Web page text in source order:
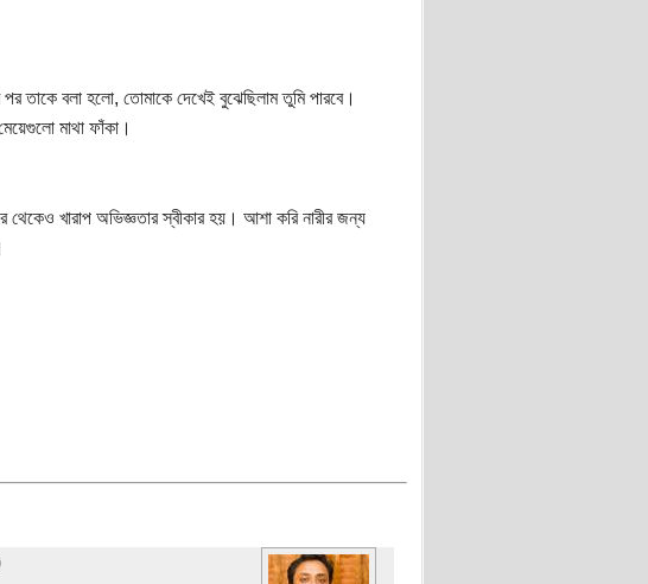
তাকে বলা হলো, তোমাকে দেখেই বুঝেছিলাম তুমি পারবে।
মাথা ফাঁকা।
থেকেও খারাপ অভিজ্ঞতার স্বীকার হয়। আশা করি নারীর জন্য